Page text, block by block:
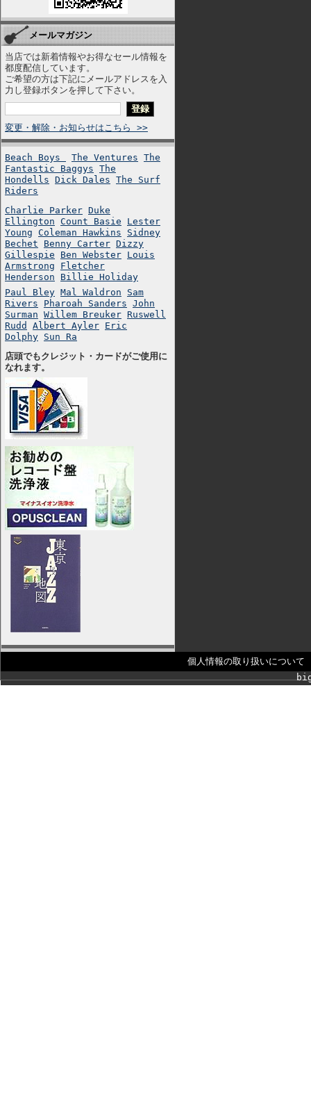
メールマガジン
当店では新着情報やお得なセール情報を
都度配信しています。
ご希望の方は下記にメールアドレスを入
力し登録ボタンを押して下さい。
変更・解除・お知らせはこちら >>
Beach Boys The Ventures The
Fantastic Baggys The
Hondells Dick Dales The Surf
Riders
Charlie Parker Duke
Ellington Count Basie
Lester
Young Coleman Hawkins
Sidney
Bechet
Benny Carter Dizzy
Gillespie
Ben Webster Louis
Armstrong
Fletcher
Henderson
Billie Holiday
Paul Bley Mal Waldron
Sam
Rivers
Pharoah Sanders John
Surman Willem Breuker Ruswell
Rudd
Albert Ayler Eric
Dolphy Sun Ra
店頭でもクレジット・カードがご使用に
なれます。
個人情報の取り扱いについて